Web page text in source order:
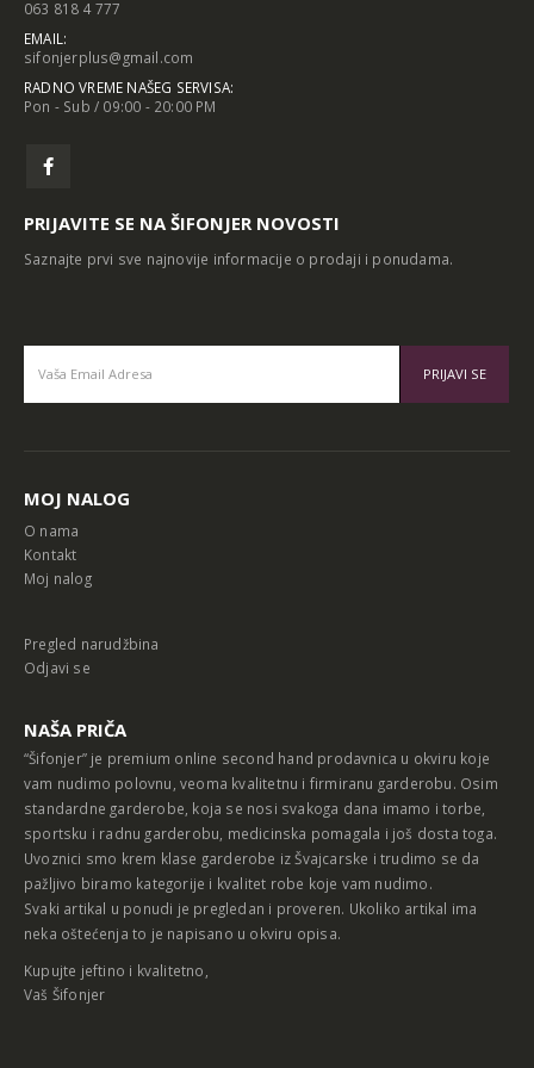
063 818 4 777
EMAIL:
sifonjerplus@gmail.com
RADNO VREME NAŠEG SERVISA:
Pon - Sub / 09:00 - 20:00 PM
PRIJAVITE SE NA ŠIFONJER NOVOSTI
Saznajte prvi sve najnovije informacije o prodaji i ponudama.
MOJ NALOG
O nama
Kontakt
Moj nalog
Pregled narudžbina
Odjavi se
NAŠA PRIČA
“Šifonjer” je premium online second hand prodavnica u okviru koje
vam nudimo polovnu, veoma kvalitetnu i firmiranu garderobu. Osim
standardne garderobe, koja se nosi svakoga dana imamo i torbe,
sportsku i radnu garderobu, medicinska pomagala i još dosta toga.
Uvoznici smo krem klase garderobe iz Švajcarske i trudimo se da
pažljivo biramo kategorije i kvalitet robe koje vam nudimo.
Svaki artikal u ponudi je pregledan i proveren. Ukoliko artikal ima
neka oštećenja to je napisano u okviru opisa.
Kupujte jeftino i kvalitetno,
Vaš Šifonjer